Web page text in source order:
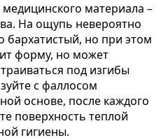
материала –
На ощупь невероятно
бархатистый, но при этом
форму, но может
под изгибы
с фаллосом
основе, после каждого
поверхность теплой
гигиены.